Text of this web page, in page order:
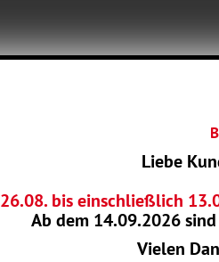
Liebe
26.08. bis einschließlich
Ab dem 14.09.2026
Vielen